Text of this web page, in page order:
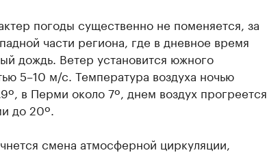
погоды существенно не поменяется, за
части региона, где в дневное время
дождь. Ветер установится южного
5–10 м/с. Температура воздуха ночью
в Перми около 7º, днем воздух прогреется
до 20º.
смена атмосферной циркуляции,